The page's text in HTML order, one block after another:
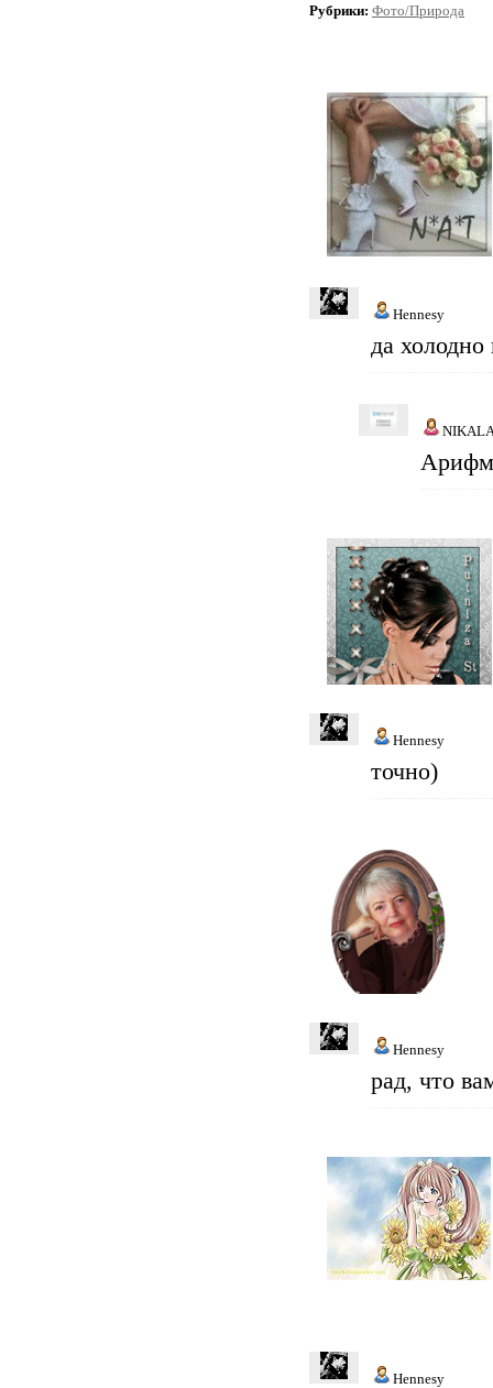
Рубрики: Фото/Природа
Hennesy
да
Hennesy
точно)
Hennesy
рад, что
Hennesy